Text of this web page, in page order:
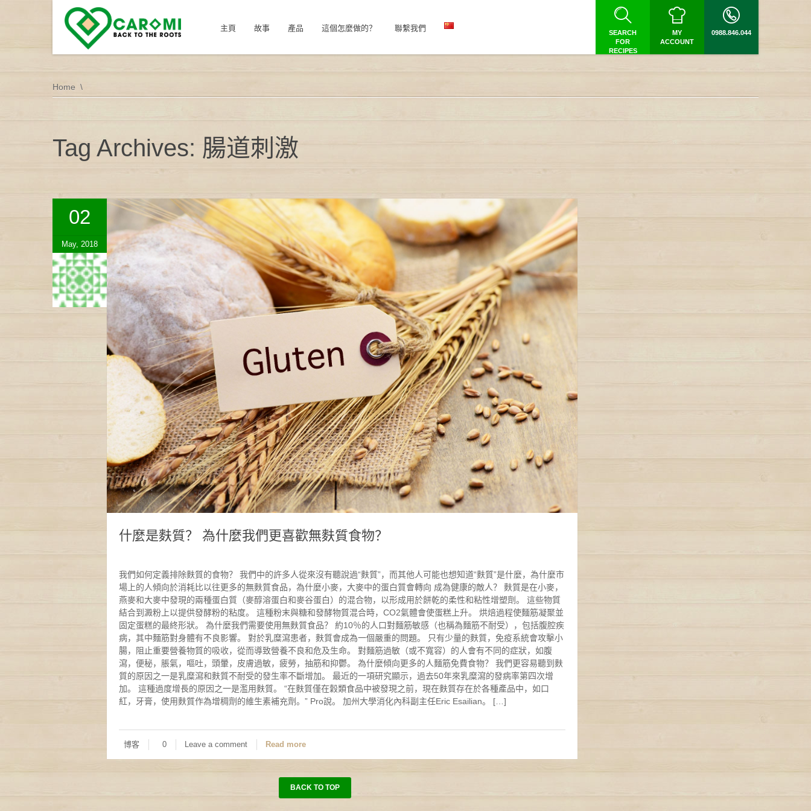
主頁 故事 產品 這個怎麼做的？ 聯繫我們
SEARCH
FOR
RECIPES
MY
ACCOUNT
0988.846.044
Home
Tag Archives: 腸道刺激
02
May, 2018
什麼是麩質？ 為什麼我們更喜歡無麩質食物？
我們如何定義排除麩質的食物？ 我們中的許多人從來沒有聽說過“麩質”，而其他人可能也想知道“麩質”是什麼，為什麼市
場上的人傾向於消耗比以往更多的無麩質食品，為什麼小麥，大麥中的蛋白質會轉向 成為健康的敵人？ 麩質是在小麥，
燕麥和大麥中發現的兩種蛋白質（麥醇溶蛋白和麥谷蛋白）的混合物，以形成用於餅乾的柔性和粘性增塑劑。 這些物質
結合到澱粉上以提供發酵粉的粘度。 這種粉末與糖和發酵物質混合時，CO2氣體會使蛋糕上升。 烘焙過程使麵筋凝聚並
固定蛋糕的最終形狀。 為什麼我們需要使用無麩質食品？ 約10％的人口對麵筋敏感（也稱為麵筋不耐受），包括腹腔疾
病，其中麵筋對身體有不良影響。 對於乳糜瀉患者，麩質會成為一個嚴重的問題。 只有少量的麩質，免疫系統會攻擊小
腸，阻止重要營養物質的吸收，從而導致營養不良和危及生命。 對麵筋過敏（或不寬容）的人會有不同的症狀，如腹
瀉，便秘，脹氣，嘔吐，頭暈，皮膚過敏，疲勞，抽筋和抑鬱。 為什麼傾向更多的人麵筋免費食物？ 我們更容易聽到麩
質的原因之一是乳糜瀉和麩質不耐受的發生率不斷增加。 最近的一項研究顯示，過去50年來乳糜瀉的發病率第四次增
加。 這種過度增長的原因之一是濫用麩質。 “在麩質僅在穀類食品中被發現之前，現在麩質存在於各種產品中，如口
紅，牙膏，使用麩質作為增稠劑的維生素補充劑。” Pro說。 加州大學消化內科副主任Eric Esailian。 […]
博客 0 Leave a comment Read more
BACK TO TOP